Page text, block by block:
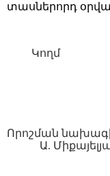
տասներորդ
Կողմ
Որոշման
Ա.